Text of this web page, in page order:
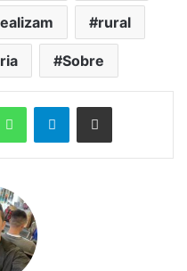
rural
Sobre
Telegram